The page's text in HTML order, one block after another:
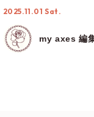
mobility、ファッ
femmeで♡
2025.11.01 Sat.
my axes 編